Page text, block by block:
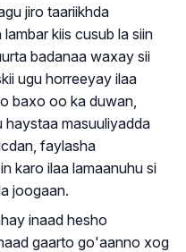
jiro taariikhda
kiis cusub la siin
badanaa waxay sii
ugu horreeyay ilaa
baxo oo ka duwan,
masuuliyadda
faylasha
karo ilaa lamaanuhu si
joogaan.
inaad hesho
gaarto go'aanno xog